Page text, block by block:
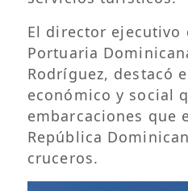
El director ejecutivo
Portuaria
Rodríguez, destacó
económico y social
embarcaciones que
República
cruceros.